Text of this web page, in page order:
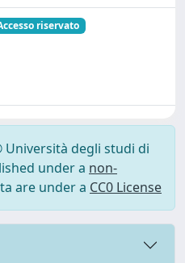
riservato
degli studi di
under a non-
are under a CC0 License